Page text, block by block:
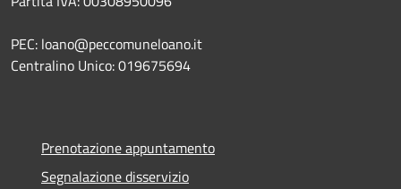
PEC: loano@peccomuneloano.it
Centralino Unico: 019675694
Prenotazione appuntamento
Segnalazione disservizio